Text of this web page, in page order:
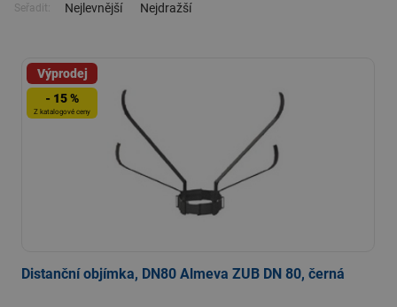
Seřadit: Nejlevnější Nejdražší
Výprodej
- 15 %
Z katalogové ceny
Distanční objímka, DN80 Almeva ZUB DN 80, černá